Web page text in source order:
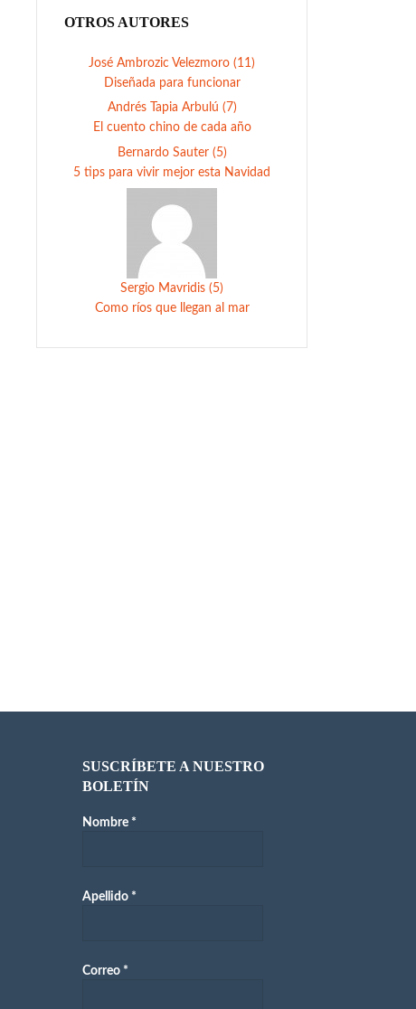
OTROS AUTORES
José Ambrozic Velezmoro (11)
Diseñada para funcionar
Andrés Tapia Arbulú (7)
El cuento chino de cada año
Bernardo Sauter (5)
5 tips para vivir mejor esta Navidad
Sergio Mavridis (5)
Como ríos que llegan al mar
SUSCRÍBETE A NUESTRO
BOLETÍN
Nombre *
Apellido *
Correo *